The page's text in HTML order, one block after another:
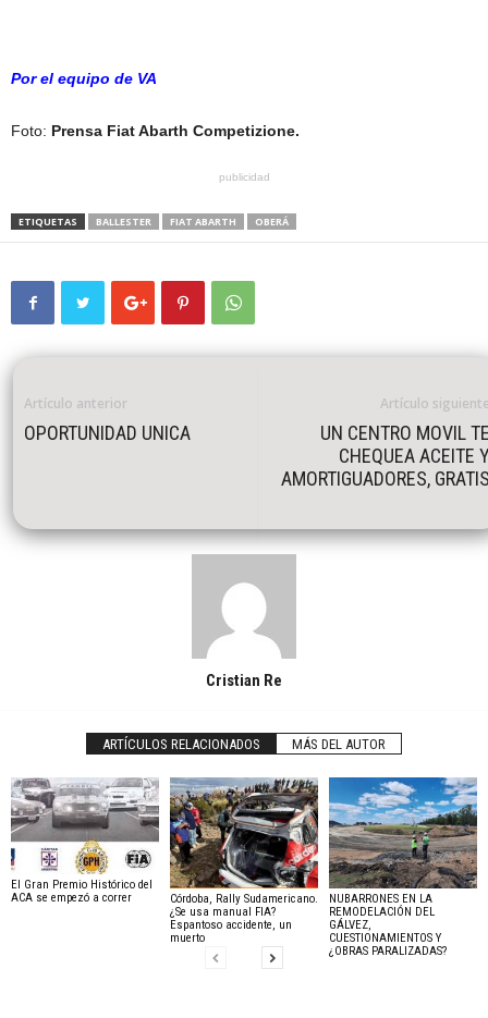
Por el equipo de VA
Foto: Prensa Fiat Abarth Competizione.
publicidad
ETIQUETAS BALLESTER FIAT ABARTH OBERÁ
Artículo anterior
OPORTUNIDAD UNICA
Artículo
UN CENTRO MOVIL
CHEQUEA ACEITE
AMORTIGUADORES,
Cristian Re
ARTÍCULOS RELACIONADOS MÁS DEL AUTOR
El Gran Premio Histórico del
ACA se empezó a correr
Córdoba, Rally Sudamericano.
¿Se usa manual FIA?
Espantoso accidente, un
muerto
NUBARRONES EN LA
REMODELACIÓN DEL
GÁLVEZ,
CUESTIONAMIENTOS Y
¿OBRAS PARALIZADAS?